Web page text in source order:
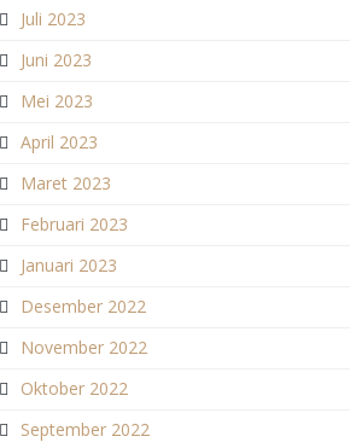
Juli 2023
Juni 2023
Mei 2023
April 2023
Maret 2023
Februari 2023
Januari 2023
Desember 2022
November 2022
Oktober 2022
September 2022